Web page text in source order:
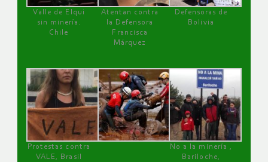
Valle de Elqui
sin minería.
Chile
Atentan contra
la Defensora
Francisca
Márquez
Defensoras de
Bolivia
Protestas contra
VALE, Brasil
No a la minería ,
Bariloche,